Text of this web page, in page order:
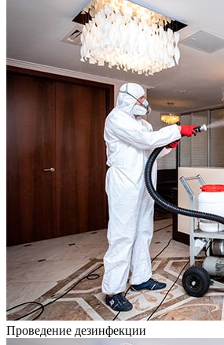
Проведение дезинфекции